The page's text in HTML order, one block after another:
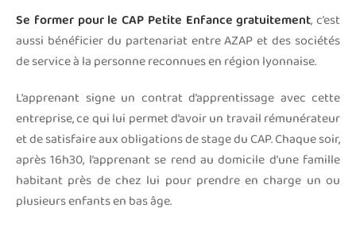
Se former pour le CAP Petite Enfance gratuitement, c’est
aussi bénéficier du partenariat entre AZAP et des sociétés
de service à la personne reconnues en région lyonnaise.
L’apprenant signe un contrat d’apprentissage avec cette
entreprise, ce qui lui permet d’avoir un travail rémunérateur
et de satisfaire aux obligations de stage du CAP. Chaque soir,
après 16h30, l’apprenant se rend au domicile d’une famille
habitant près de chez lui pour prendre en charge un ou
plusieurs enfants en bas âge.